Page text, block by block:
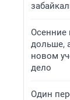
Осенние
дольше,
новом
дело
Один